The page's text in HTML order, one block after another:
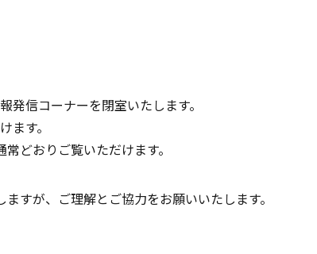
信コーナーを閉室いたします。
ます。
どおりご覧いただけます。
すが、ご理解とご協力をお願いいたします。